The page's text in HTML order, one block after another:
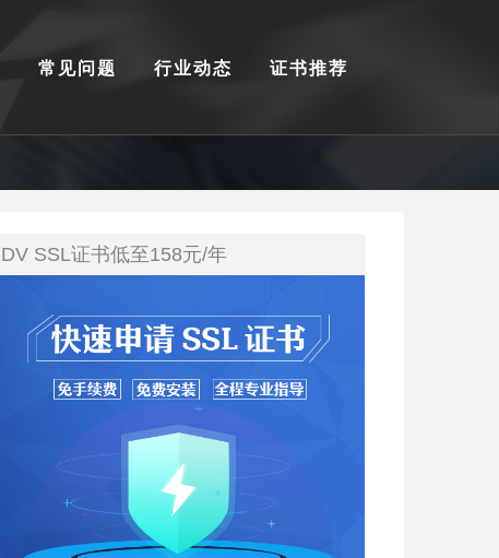
常见问题 行业动态 证书推荐
DV SSL证书低至158元/年